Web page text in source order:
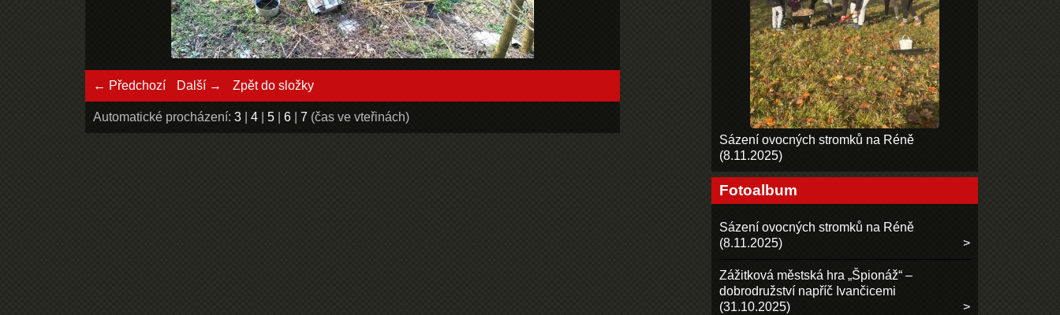
← Předchozí Další → Zpět do složky
Automatické procházení: 3| 4| 5| 6| 7 (čas ve vteřinách)
Sázení ovocných stromků na Réně
(8.11.2025)
Fotoalbum
Sázení ovocných stromků na Réně
(8.11.2025)
Zážitková městská hra „Špionáž“ –
dobrodružství napříč Ivančicemi
(31.10.2025)